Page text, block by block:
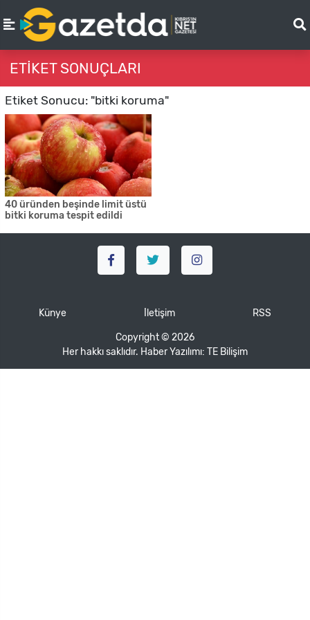
ETIKET SONUÇLARI
Etiket Sonucu: "bitki koruma"
40 üründen beşinde limit üstü
bitki koruma tespit edildi
Künye İletişim RSS
Copyright © 2026
Her hakkı saklıdır. Haber Yazılımı: TE Bilişim